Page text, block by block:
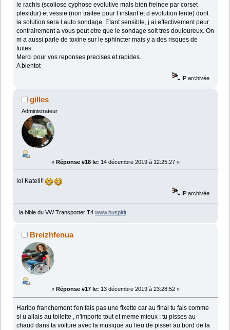
le rachis (scoliose cyphose evolutive mais bien freinee par corset
plexidur) et vessie (non traitee pour l instant et d evolution lente) dont
la solution sera l auto sondage. Etant sensible, j ai effectivement peur
contrairement a vous peut etre que le sondage soit tres douloureux. On
m a aussi parle de toxine sur le sphincter mais y a des risques de
fuites.
Merci pour vos reponses precises et rapides.
A bientot
IP archivée
gilles
Administrateur
« Réponse #18 le: 14 décembre 2019 à 12:25:27 »
lol Katell!!
IP archivée
la bible du VW Transporter T4 www.buspirit.
Breizhfenua
« Réponse #17 le: 13 décembre 2019 à 23:28:52 »
Haribo franchement t'en fais pas une fixette car au final tu fais comme
si u allais au toilette , n'importe tout et meme mieux : tu pisses au
chaud dans ta voiture avec la musique au lieu de pisser au bord de la